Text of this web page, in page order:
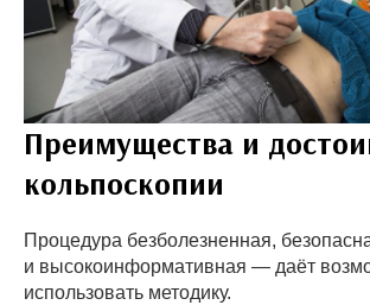
Преимущества и
кольпоскопии
Процедура безболезненная,
и высокоинформативная — даёт
использовать методику.